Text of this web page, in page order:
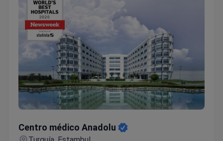
Centro médico Anadolu